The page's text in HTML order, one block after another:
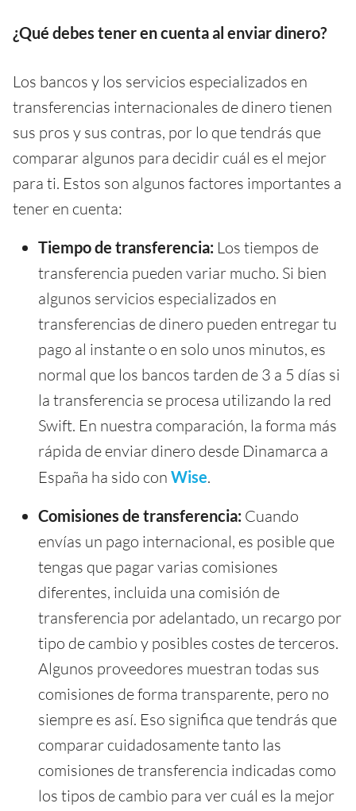
¿Qué debes tener en cuenta al enviar dinero?
Los bancos y los servicios especializados en
transferencias internacionales de dinero tienen
sus pros y sus contras, por lo que tendrás que
comparar algunos para decidir cuál es el mejor
para ti. Estos son algunos factores importantes a
tener en cuenta:
Tiempo de transferencia: Los tiempos de
transferencia pueden variar mucho. Si bien
algunos servicios especializados en
transferencias de dinero pueden entregar tu
pago al instante o en solo unos minutos, es
normal que los bancos tarden de 3 a 5 días si
la transferencia se procesa utilizando la red
Swift. En nuestra comparación, la forma más
rápida de enviar dinero desde Dinamarca a
España ha sido con Wise.
Comisiones de transferencia: Cuando
envías un pago internacional, es posible que
tengas que pagar varias comisiones
diferentes, incluida una comisión de
transferencia por adelantado, un recargo por
tipo de cambio y posibles costes de terceros.
Algunos proveedores muestran todas sus
comisiones de forma transparente, pero no
siempre es así. Eso significa que tendrás que
comparar cuidadosamente tanto las
comisiones de transferencia indicadas como
los tipos de cambio para ver cuál es la mejor